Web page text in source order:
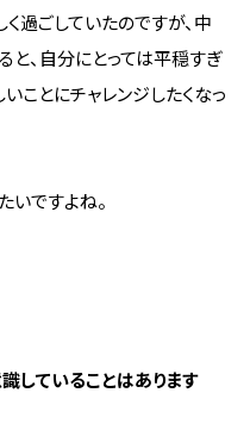
過ごしていたのですが、中
、自分にとっては平穏すぎ
いことにチャレンジしたくなっ
いですよね。
していることはあります